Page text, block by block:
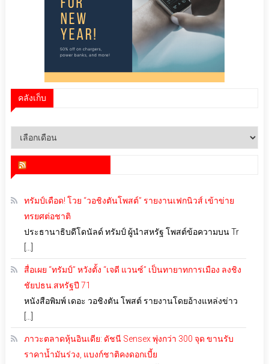
คลังเก็บ
คลัง
ทรัมป์เดือด! โวย “วอชิงตันโพสต์” รายงานเฟกนิวส์ เข้าข่าย
ทรยศต่อชาติ
ประธานาธิบดีโดนัลด์ ทรัมป์ ผู้นำสหรัฐ โพสต์ข้อความบน Tr
สื่อเผย “ทรัมป์” หวังตั้ง “เจดี แวนซ์” เป็นทายาทการเมือง ลงชิง
ชัยปธน.สหรัฐปี 71
หนังสือพิมพ์ เดอะ วอชิงตัน โพสต์ รายงานโดยอ้างแหล่งข่าว
ภาวะตลาดหุ้นอินเดีย: ดัชนี Sensex พุ่งกว่า 300 จุด ขานรับ
ราคาน้ำมันร่วง, แบงก์ชาติคงดอกเบี้ย